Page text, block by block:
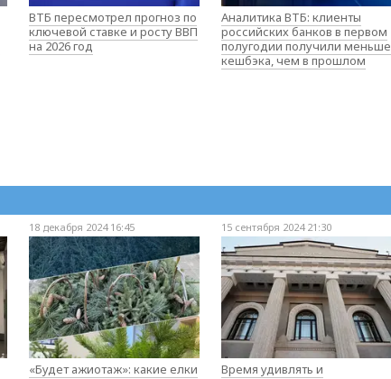
ВТБ пересмотрел прогноз по
ключевой ставке и росту ВВП
на 2026 год
Аналитика ВТБ: клиенты
российских банков в первом
полугодии получили меньше
кешбэка, чем в прошлом
18 декабря 2024 16:45
«Будет ажиотаж»: какие елки
15 сентября 2024 21:30
Время удивлять и